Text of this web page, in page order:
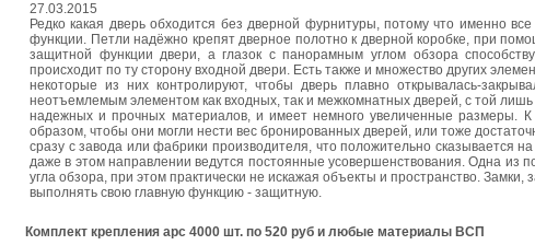
27.03.2015
Редко какая дверь обходится без дверной фурнитуры, потому что именно
функции. Петли надёжно крепят дверное полотно к дверной коробке, при
защитной функции двери, а глазок с панорамным углом обзора
происходит по ту сторону входной двери. Есть также и множество других
некоторые из них контролируют, чтобы дверь плавно открывалась-
неотъемлемым элементом как входных, так и межкомнатных дверей, с той
надежных и прочных материалов, и имеет немного увеличенные размеры.
образом, чтобы они могли нести вес бронированных дверей, или тоже
сразу с завода или фабрики производителя, что положительно сказывается
даже в этом направлении ведутся постоянные усовершенствования. Одна из
угла обзора, при этом практически не искажая объекты и пространство.
выполнять свою главную функцию - защитную.
Комплект крепления арс 4000 шт. по 520 руб и любые материалы ВСП